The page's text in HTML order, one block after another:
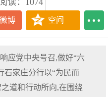
读：1074
微博 空间
应党中央号召,做好“六
石家庄分行以“为民而
道和行动所向,在围绕